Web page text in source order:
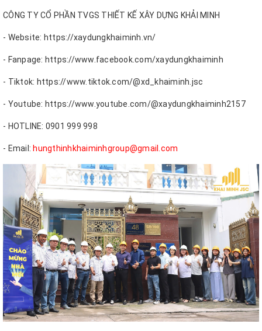
CÔNG TY CỔ PHẦN TVGS THIẾT KẾ XÂY DỰNG KHẢI MINH
- Website: https://xaydungkhaiminh.vn/
- Fanpage: https://www.facebook.com/xaydungkhaiminh
- Tiktok: https://www.tiktok.com/@xd_khaiminh.jsc
- Youtube: https://www.youtube.com/@xaydungkhaiminh2157
- HOTLINE: 0901 999 998
- Email: hungthinhkhaiminhgroup@gmail.com